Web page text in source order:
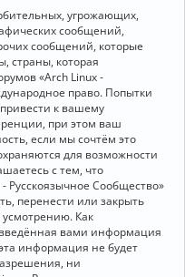
угрожающих,
сообщений,
сообщений, которые
страны, которая
«Arch Linux -
право. Попытки
к вашему
при этом ваш
если мы сочтём это
для возможности
с тем, что
Русскоязычное Сообщество»
перенести или закрыть
Как
введённая вами информация
информация не будет
ни